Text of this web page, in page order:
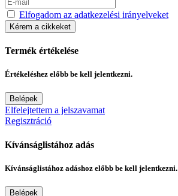
Elfogadom az adatkezelési irányelveket
Kérem a cikkeket
Termék értékelése
Értékeléshez előbb be kell jelentkezni.
Belépek
Elfelejtettem a jelszavamat
Regisztráció
Kívánságlistához adás
Kívánságlistához adáshoz előbb be kell jelentkezni.
Belépek